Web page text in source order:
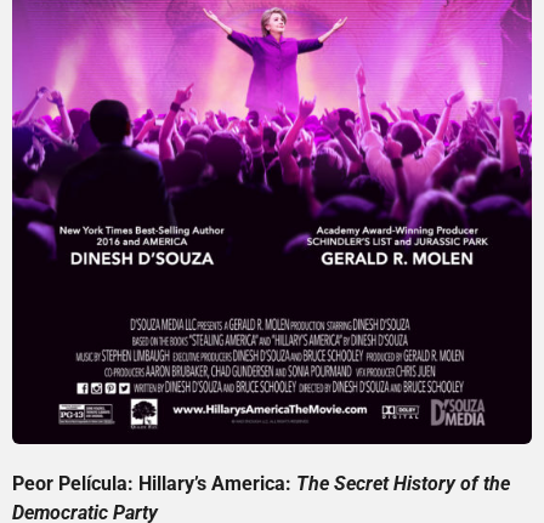
Peor Película: Hillary’s America: The Secret History of the
Democratic Party